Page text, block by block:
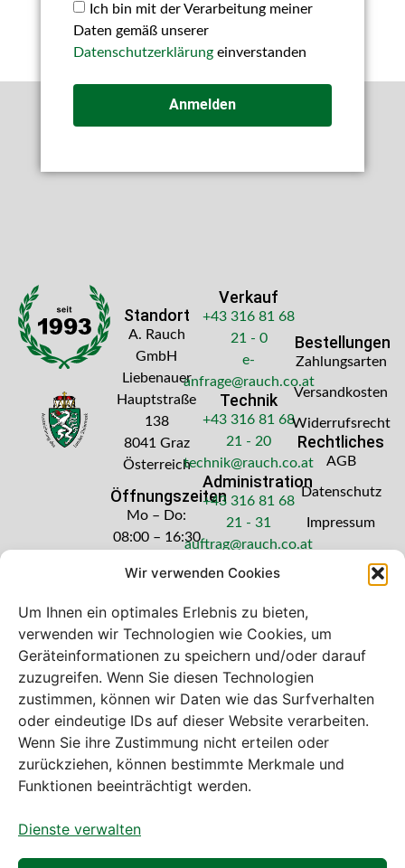
Wir verwenden Cookies
Um Ihnen ein optimales Erlebnis zu bieten,
verwenden wir Technologien wie Cookies, um
Geräteinformationen zu speichern und/oder darauf
zuzugreifen. Wenn Sie diesen Technologien
zustimmen, können wir Daten wie das Surfverhalten
oder eindeutige IDs auf dieser Website verarbeiten.
Wenn Sie ihre Zustimmung nicht erteilen oder
zurückziehen, können bestimmte Merkmale und
Funktionen beeinträchtigt werden.
Dienste verwalten
Ich bin mit der Verarbeitung meiner
Daten gemäß unserer
Datenschutzerklärungeinverstanden
Anmelden
Standort
A. Rauch
GmbH
Liebenauer
Hauptstraße
138
8041 Graz
Österreich
Öffnungszeiten
Mo – Do:
08:00 – 16:30
Freitag: 08:00
Verkauf
+43 316 81 68
21 - 0
e-
anfrage@rauch.co.at
Technik
+43 316 81 68
21 - 20
technik@rauch.co.at
Administration
+43 316 81 68
21 - 31
auftrag@rauch.co.at
Bestellungen
Zahlungsarten
Versandkosten
Widerrufsrecht
Rechtliches
AGB
Datenschutz
Impressum
Bei diesem Webshop handelt es sich um
einen B2B-Webshop
A. Rauch GmbH – Ihr Experte aus Österreich für Waagen,
Eich- & Kalibrierservice, Sprühnebel-Zerstäubungstechnik
und Lebensmittelmaschinen.
Sämtliche Angebote der A. Rauch GmbH richten sich